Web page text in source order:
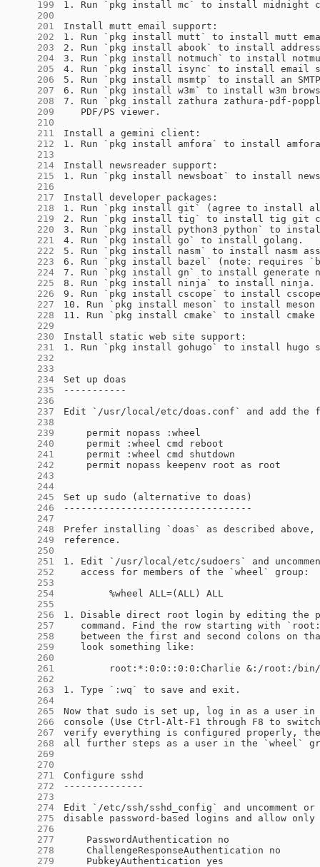
    199
    200
    201
    202
    203
    204
    205
    206
    207
    208
    209
    210
    211
    212
    213
    214
    215
    216
    217
    218
    219
    220
    221
    222
    223
    224
    225
    226
    227
    228
    229
    230
    231
    232
    233
    234
    235
    236
    237
    238
    239
    240
    241
    242
    243
    244
    245
    246
    247
    248
    249
    250
    251
    252
    253
    254
    255
    256
    257
    258
    259
    260
    261
    262
    263
    264
    265
    266
    267
    268
    269
    270
    271
    272
    273
    274
    275
    276
    277
    278
    279